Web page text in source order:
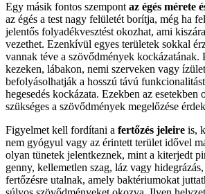
Egy másik fontos szempont az égés mérete
az égés a test nagy felületét borítja, még ha
jelentős folyadékvesztést okozhat, ami
vezethet. Ezenkívül egyes területek sokkal
vannak téve a szövődmények kockázatának.
kezeken, lábakon, nemi szerveken vagy
befolyásolhatják a hosszú távú
hegesedés kockázata. Ezekben az
szükséges a szövődmények megelőzése
Figyelmet kell fordítani a fertőzés jeleire is,
nem gyógyul vagy az érintett terület idővel
olyan tünetek jelentkeznek, mint a kiterjedt
genny, kellemetlen szag, láz vagy
fertőzésre utalnak, amely baktériumokat